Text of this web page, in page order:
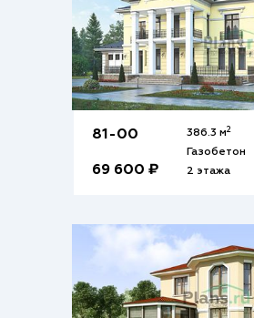
81-00
69 600 ₽
386.3 м2
Газобетон
2 этажа